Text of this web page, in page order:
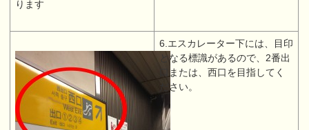
ります
6.エスカレーター下には、目印
となる標識があるので、2番出
口または、西口を目指してく
ださい。